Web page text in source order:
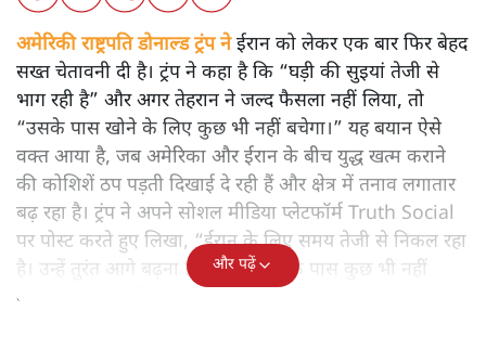
अमेरिकी राष्ट्रपति डोनाल्ड ट्रंप नेईरान को लेकर एक बार फिर बेहद
सख्त चेतावनी दी है। ट्रंप ने कहा है कि “घड़ी की सुइयां तेजी से
भाग रही है” और अगर तेहरान ने जल्द फैसला नहीं लिया, तो
“उसके पास खोने के लिए कुछ भी नहीं बचेगा।” यह बयान ऐसे
वक्त आया है, जब अमेरिका और ईरान के बीच युद्ध खत्म कराने
की कोशिशें ठप पड़ती दिखाई दे रही हैं और क्षेत्र में तनाव लगातार
बढ़ रहा है। ट्रंप ने अपने सोशल मीडिया प्लेटफॉर्म Truth Social
पर पोस्ट करते हुए लिखा, “ईरान के लिए समय तेजी से निकल रहा
है। उन्हें तुरंत आगे बढ़ना होगा, वरना उनके पास कुछ भी नहीं
बचेगा। समय सबसे अहम है।”
और पढ़ें